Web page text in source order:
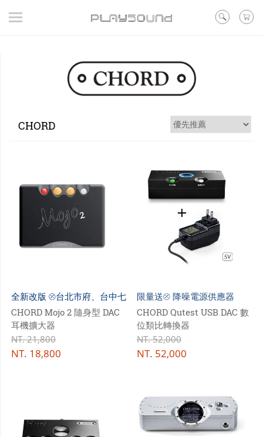
登入
/ 聯絡我們
品牌
訊源DAC耳擴
購物說明
會員專區
CHORD
全新改版 ⦼台北市府、台中七
期試聽
CHORD Mojo 2 隨身型 DAC
耳機擴大器
NT.21,800
NT. 18,800
限量送⦼ 降噪電源供應器
CHORD Qutest USB DAC 數
位類比轉換器
NT.52,000
NT. 52,000